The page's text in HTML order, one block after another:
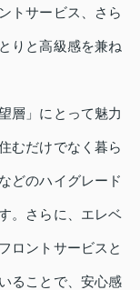
トサービス、さら
りと高級感を兼ね
層」にとって魅力
むだけでなく暮ら
どのハイグレード
。さらに、エレベ
ロントサービスと
ることで、安心感